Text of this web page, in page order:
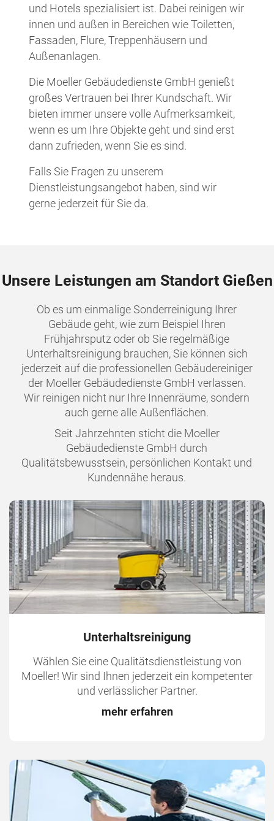
und Hotels spezialisiert ist. Dabei reinigen wir
innen und außen in Bereichen wie Toiletten,
Fassaden, Flure, Treppenhäusern und
Außenanlagen.
Die Moeller Gebäudedienste GmbH genießt
großes Vertrauen bei Ihrer Kundschaft. Wir
bieten immer unsere volle Aufmerksamkeit,
wenn es um Ihre Objekte geht und sind erst
dann zufrieden, wenn Sie es sind.
Falls Sie Fragen zu unserem
Dienstleistungsangebot haben, sind wir
gerne jederzeit für Sie da.
Unsere Leistungen am Standort Gießen
Ob es um einmalige Sonderreinigung Ihrer
Gebäude geht, wie zum Beispiel Ihren
Frühjahrsputz oder ob Sie regelmäßige
Unterhaltsreinigung brauchen, Sie können sich
jederzeit auf die professionellen Gebäudereiniger
der Moeller Gebäudedienste GmbH verlassen.
Wir reinigen nicht nur Ihre Innenräume, sondern
auch gerne alle Außenflächen.
Seit Jahrzehnten sticht die Moeller
Gebäudedienste GmbH durch
Qualitätsbewusstsein, persönlichen Kontakt und
Kundennähe heraus.
Unterhaltsreinigung
Wählen Sie eine Qualitätsdienstleistung von
Moeller! Wir sind Ihnen jederzeit ein kompetenter
und verlässlicher Partner.
mehr erfahren